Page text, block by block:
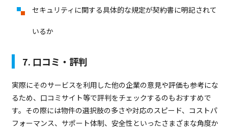
セキュリティに関する具体的な規定が契約書に明記されて
いるか
7. 口コミ・評判
実際にそのサービスを利用した他の企業の意見や評価も参考にな
るため、口コミサイト等で評判をチェックするのもおすすめで
す。その際には物件の選択肢の多さや対応のスピード、コストパ
フォーマンス、サポート体制、安全性といったさまざまな角度か